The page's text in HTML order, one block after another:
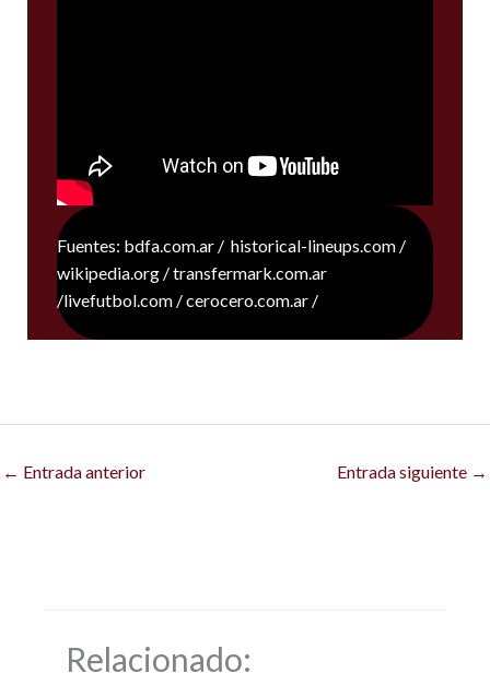
Fuentes: bdfa.com.ar / historical-lineups.com /
wikipedia.org / transfermark.com.ar
/livefutbol.com / cerocero.com.ar /
← Entrada anterior Entrada siguiente →
Relacionado: